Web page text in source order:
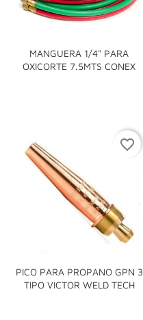
MANGUERA 1/4" PARA
OXICORTE 7.5MTS CONEX
PICO PARA PROPANO GPN 3
TIPO VICTOR WELD TECH
favorite_border